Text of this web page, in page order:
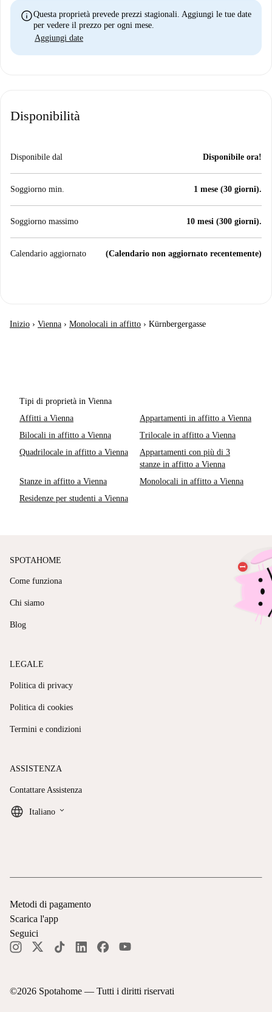
infoQuesta proprietà prevede prezzi stagionali. Aggiungi le tue date
per vedere il prezzo per ogni mese.
Aggiungi date
Disponibilità
Disponibile dal Disponibile ora!
Soggiorno min. 1 mese (30 giorni).
Soggiorno massimo 10 mesi (300 giorni).
Calendario aggiornato (Calendario non aggiornato recentemente)
Inizio › Vienna › Monolocali in affitto › Kürnbergergasse
Tipi di proprietà in Vienna
Affitti a Vienna
Appartamenti in affitto a Vienna
Bilocali in affitto a Vienna
Trilocale in affitto a Vienna
Quadrilocale in affitto a Vienna
Appartamenti con più di 3
stanze in affitto a Vienna
Stanze in affitto a Vienna
Monolocali in affitto a Vienna
Residenze per studenti a Vienna
SPOTAHOME
Come funziona
Chi siamo
Blog
LEGALE
Politica di privacy
Politica di cookies
Termini e condizioni
ASSISTENZA
Contattare Assistenza
Italiano keyboard_arrow_down
©2026 Spotahome — Tutti i diritti riservati
Metodi di pagamento
Scarica l'app
Seguici